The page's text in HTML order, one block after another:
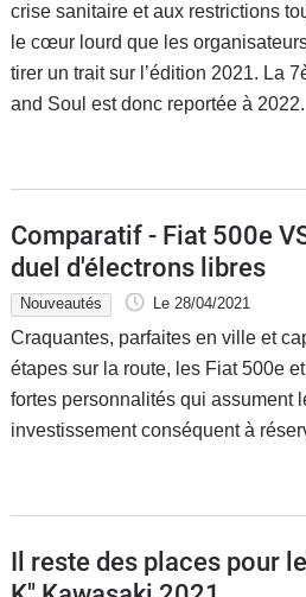
crise sanitaire et aux restrictions
le cœur lourd que les
tirer un trait sur l’édition 2021. La
and Soul est donc reportée à 2022.
Comparatif - Fiat 500e
duel d'électrons libres
Nouveautés Le 28/04/2021
Craquantes, parfaites en ville et
étapes sur la route, les Fiat 500e
fortes personnalités qui assument
investissement conséquent à
Il reste des places pour